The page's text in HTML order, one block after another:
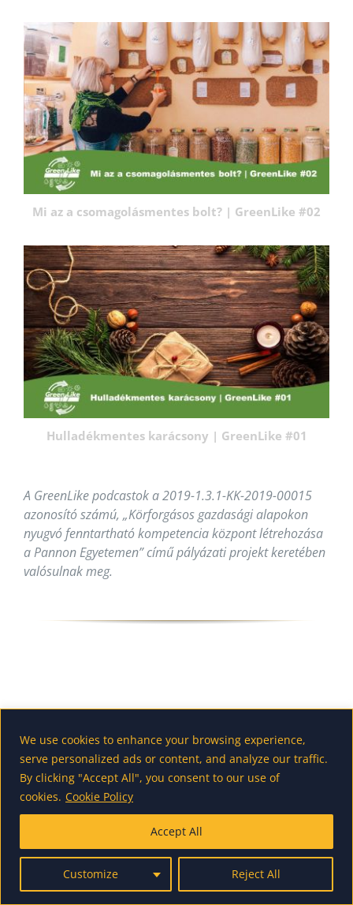
We use cookies to enhance your browsing experience,
serve personalized ads or content, and analyze our traffic.
By clicking "Accept All", you consent to our use of
cookies. Cookie Policy
Customize Reject All
Accept All
Mi az a csomagolásmentes bolt? | GreenLike #02
Hulladékmentes karácsony | GreenLike #01
A GreenLike podcastok a 2019-1.3.1-KK-2019-00015
azonosító számú, „Körforgásos gazdasági alapokon
nyugvó fenntartható kompetencia központ létrehozása
a Pannon Egyetemen” című pályázati projekt keretében
valósulnak meg.